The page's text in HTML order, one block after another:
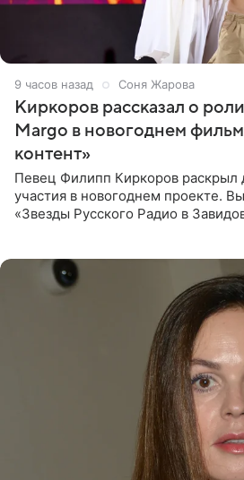
9 часов назад Соня Жарова
Киркоров рассказал о
Margo в новогоднем
контент»
Певец Филипп Киркоров раскрыл
участия в новогоднем проекте.
«Звезды Русского Радио в